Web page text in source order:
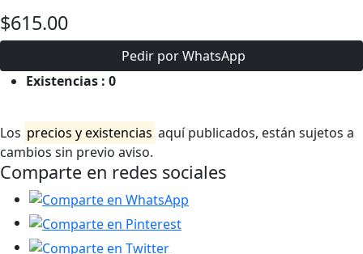
$615.00
Pedir por WhatsApp
Existencias : 0
Los precios y existencias aquí publicados, están sujetos a
cambios sin previo aviso.
Comparte en redes sociales